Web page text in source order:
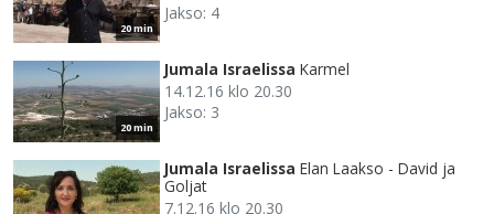
20 min
Jakso: 4
20 min
Jumala Israelissa Karmel
14.12.16 klo 20.30
Jakso: 3
Jumala Israelissa Elan Laakso - David ja
Goljat
7.12.16 klo 20.30